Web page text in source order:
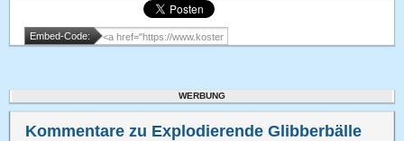
Embed-Code:
WERBUNG
Kommentare zu Explodierende Glibberbälle